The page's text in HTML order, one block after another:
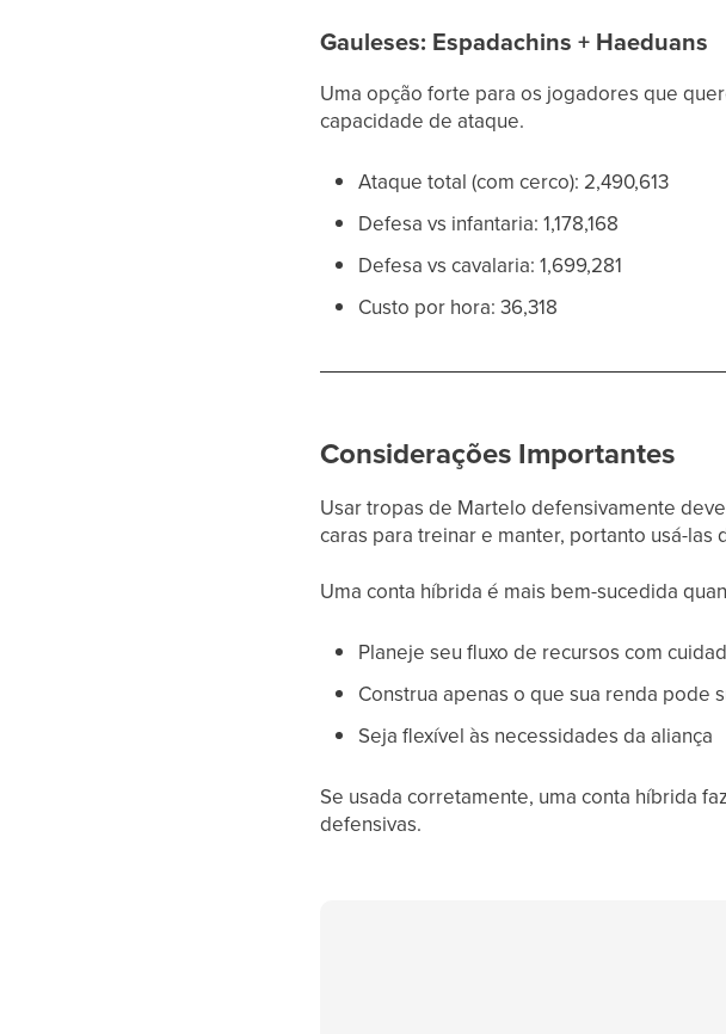
Gauleses: Espadachins + Haeduans
Uma opção forte para os jogadores que
capacidade de ataque.
Ataque total (com cerco): 2,490,613
Defesa vs infantaria: 1,178,168
Defesa vs cavalaria: 1,699,281
Custo por hora: 36,318
Considerações Importantes
Usar tropas de Martelo defensivamente
caras para treinar e manter, portanto usá-
Uma conta híbrida é mais bem-sucedida
Planeje seu fluxo de recursos com
Construa apenas o que sua renda pode
Seja flexível às necessidades da aliança
Se usada corretamente, uma conta híbrida
defensivas.